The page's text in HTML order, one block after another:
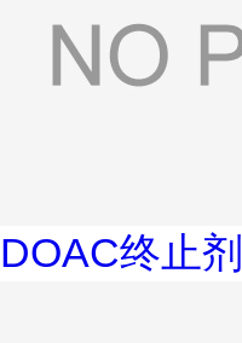
DOAC终止剂